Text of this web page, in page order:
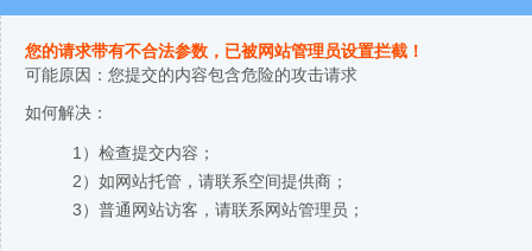
您的请求带有不合法参数，已被网站管理员设置拦截！
可能原因：您提交的内容包含危险的攻击请求
如何解决：
1）检查提交内容；
2）如网站托管，请联系空间提供商；
3）普通网站访客，请联系网站管理员；